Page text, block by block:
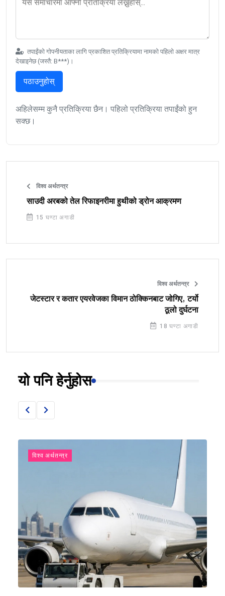
तपाईंको गोपनीयताका लागि प्रकाशित प्रतिक्रियामा नामको पहिलो अक्षर मात्र
देखाइनेछ (जस्तै: B***)।
पठाउनुहोस्
अहिलेसम्म कुनै प्रतिक्रिया छैन। पहिलो प्रतिक्रिया तपाईंको हुन
सक्छ।
विश्व अर्थतन्त्र
साउदी अरबको तेल रिफाइनरीमा हुथीको ड्रोन आक्रमण
15 घण्टा अगाडी
विश्व अर्थतन्त्र
जेटस्टार र कतार एयरवेजका विमान ठोक्किनबाट जोगिए, टर्यो
ठूलो दुर्घटना
18 घण्टा अगाडी
यो पनि हेर्नुहोस
विश्व अर्थतन्त्र